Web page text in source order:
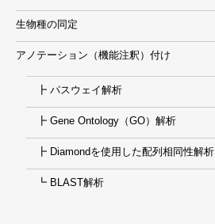
生物種の同定
アノテーション（機能注釈）付け
┣ パスウェイ解析
┣ Gene Ontology（GO）解析
┣ Diamondを使用した配列相同性解析
┗ BLAST解析